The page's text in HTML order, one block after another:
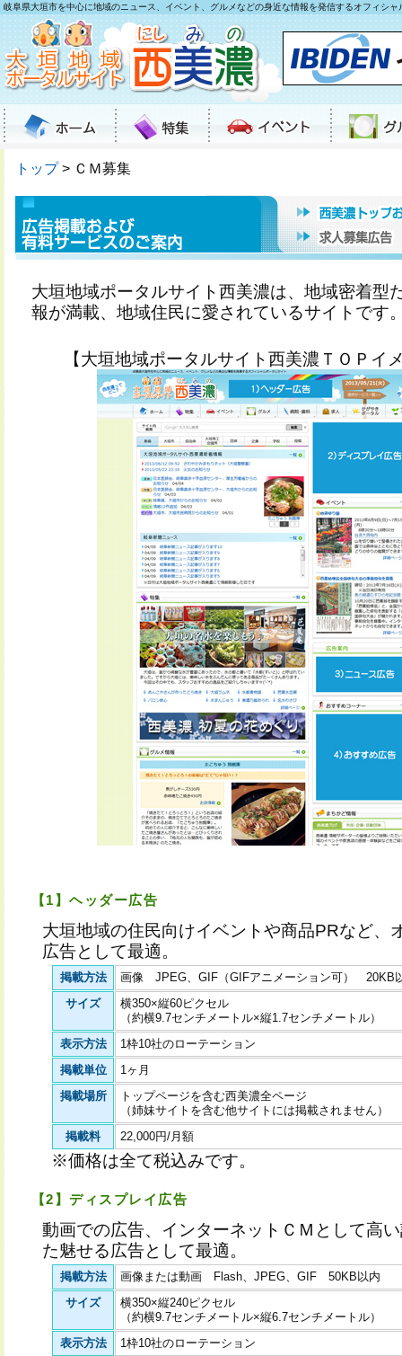
岐阜県大垣市を中心に地域のニュース、イベント、グルメなどの身近な情報を発信するオフィシャ
トップ> ＣＭ募集
大垣地域ポータルサイト西美濃は、地域密着型
報が満載、地域住民に愛されているサイトです
【大垣地域ポータルサイト西美濃ＴＯＰイ
【1】ヘッダー広告
大垣地域の住民向けイベントや商品PRなど、
広告として最適。
掲載方法
画像 JPEG、GIF（GIFアニメーション可） 20KB
サイズ
横350×縦60ピクセル
（約横9.7センチメートル×縦1.7センチメートル）
表示方法
1枠10社のローテーション
掲載単位
1ヶ月
掲載場所
トップページを含む西美濃全ページ
（姉妹サイトを含む他サイトには掲載されません）
掲載料
22,000円/月額
※価格は全て税込みです。
【2】ディスプレイ広告
動画での広告、インターネットＣＭとして高
た魅せる広告として最適。
掲載方法
画像または動画 Flash、JPEG、GIF 50KB以内
サイズ
横350×縦240ピクセル
（約横9.7センチメートル×縦6.7センチメートル）
表示方法
1枠10社のローテーション